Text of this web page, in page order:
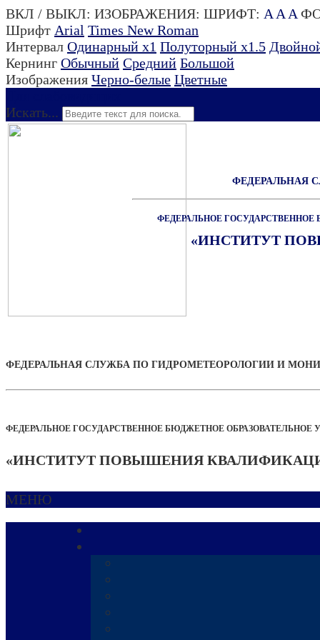
ВКЛ / ВЫКЛ: ИЗОБРАЖЕНИЯ: ШРИФТ: A A A
Шрифт Arial Times New Roman
Интервал Одинарный х1 Полуторный х1.5
Кернинг Обычный Средний Большой
Изображения Черно-белые Цветные
Искать...
ФЕДЕРАЛЬНАЯ
ФЕДЕРАЛЬНОЕ
«ИНСТИТУТ
ФЕДЕРАЛЬНАЯ СЛУЖБА ПО ГИДРОМЕТЕОРОЛОГИИ И
ФЕДЕРАЛЬНОЕ ГОСУДАРСТВЕННОЕ БЮДЖЕТНОЕ
«ИНСТИТУТ ПОВЫШЕНИЯ
МЕНЮ